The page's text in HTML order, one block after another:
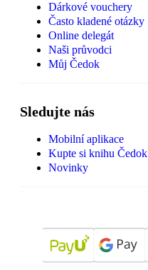
Dárkové vouchery
Často kladené otázky
Online delegát
Naši průvodci
Můj Čedok
Sledujte nás
Mobilní aplikace
Kupte si knihu Čedok
Novinky